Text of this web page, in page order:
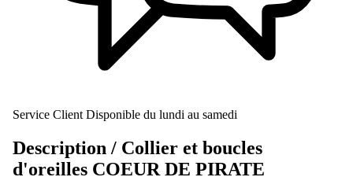
Service Client Disponible du lundi au samedi
Description / Collier et boucles
d'oreilles COEUR DE PIRATE